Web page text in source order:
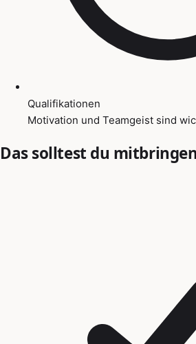
Qualifikationen
Motivation und Teamgeist sind
Das solltest du mitbringen